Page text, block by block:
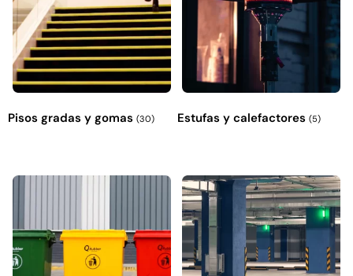
Pisos gradas y gomas (30) Estufas y calefactores (5)